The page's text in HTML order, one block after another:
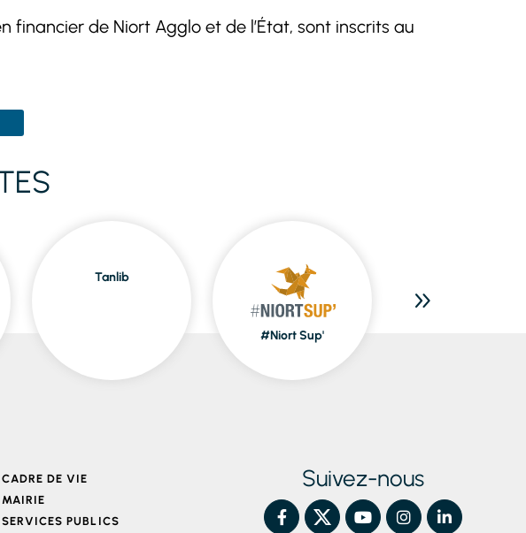
financier de Niort Agglo et de l’État, sont inscrits au
Tanlib
#Niort Sup'
CADRE DE VIE
MAIRIE
SERVICES PUBLICS
Suivez-nous